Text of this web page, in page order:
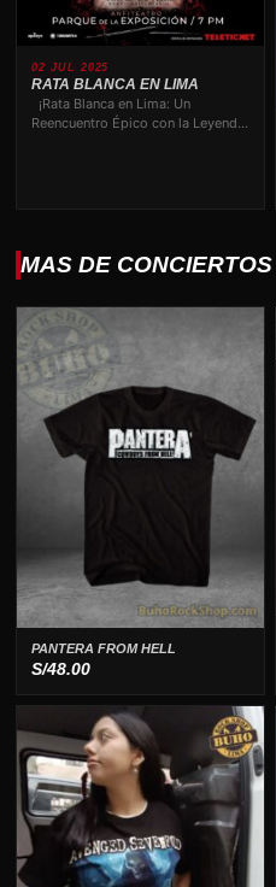
02 JUL 2025
RATA BLANCA EN LIMA
¡Rata Blanca en Lima: Un
Reencuentro Épico con la Leyenda
MAS DE
PANTERA FROM HELL
S/48.00